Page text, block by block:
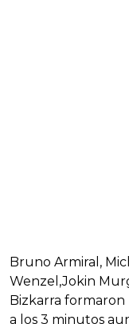
Bruno Armiral,
Wenzel,Jokin
Bizkarra
a los 3 minutos